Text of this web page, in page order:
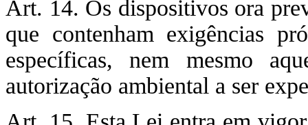
Art. 14. Os dispositivos ora
que contenham exigências
específicas, nem mesmo
autorização ambiental a ser